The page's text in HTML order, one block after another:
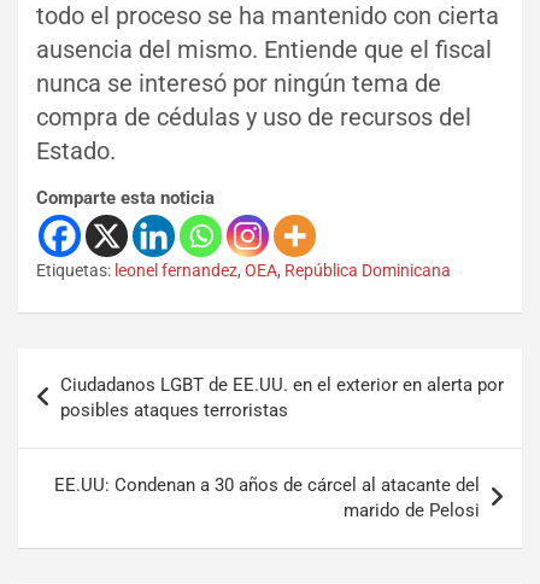
todo el proceso se ha mantenido con cierta
ausencia del mismo. Entiende que el fiscal
nunca se interesó por ningún tema de
compra de cédulas y uso de recursos del
Estado.
Comparte esta noticia
Etiquetas: leonel fernandez, OEA, República Dominicana
Ciudadanos LGBT de EE.UU. en el exterior en alerta por
posibles ataques terroristas
EE.UU: Condenan a 30 años de cárcel al atacante del
marido de Pelosi